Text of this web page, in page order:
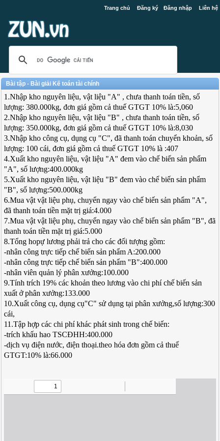
Trang chủ Đăng ký Đăng nhập Liên hệ
Bài tập - Bài giải Kế toán tài chính
1.Nhập kho nguyên liệu, vật liệu "A" , chưa thanh toán tiền, số
lượng: 380.000kg, đơn giá gồm cả thuế GTGT 10% là:5,060
2.Nhập kho nguyên liệu, vật liệu "B" , chưa thanh toán tiền, số
lượng: 350.000kg, đơn giá gồm cả thuế GTGT 10% là:8,030
3.Nhập kho công cụ, dụng cụ "C", đã thanh toán chuyển khoản, số
lượng: 100 cái, đơn giá gồm cả thuế GTGT 10% là :407
4.Xuất kho nguyên liệu, vật liệu "A" đem vào chế biến sản phẩm
"A", số lượng:400.000kg
5.Xuất kho nguyên liệu, vật liệu "B" đem vào chế biến sản phẩm
"B", số lượng:500.000kg
6.Mua vật vật liệu phụ, chuyển ngay vào chế biến sản phẩm "A",
đã thanh toán tiền mặt trị giá:4.000
7.Mua vật vật liệu phụ, chuyển ngay vào chế biến sản phẩm "B", đã
thanh toán tiền mặt trị giá:5.000
8.Tổng hopự lương phải trả cho các đối tượng gồm:
-nhân công trực tiếp chế biến sản phẩm A:200.000
-nhân công trực tiếp chế biến sản phẩm "B":400.000
-nhân viên quản lý phân xưởng:100.000
9.Tính trích 19% các khoản theo lương vào chi phí chế biến sản
xuất ở phân xưởng:133.000
10.Xuất công cụ, dụng cụ"C" sử dụng tại phân xưởng,số lượng:300
cái,
11.Tập hợp các chi phí khác phát sinh trong chế biến:
-trích khấu hao TSCĐHH:400.000
-dịch vụ điện nước, điện thoại.theo hóa đơn gồm cả thuế
GTGT:10% là:66.000